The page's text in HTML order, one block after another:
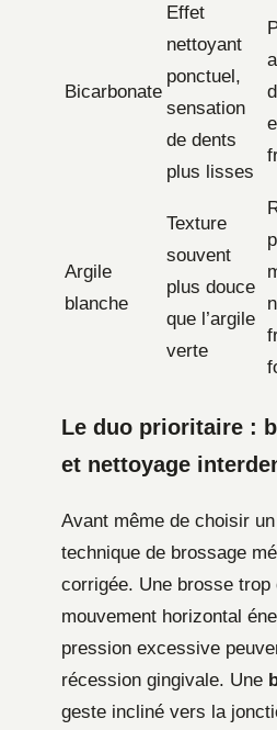
Bicarbonate
Effet
nettoyant
ponctuel,
sensation
de dents
plus lisses
Argile
blanche
Texture
souvent
plus douce
que l’argile
verte
Le duo prioritaire :
et nettoyage
Avant même de choisir
technique de brossage
corrigée. Une brosse trop
mouvement horizontal
pression excessive
récession gingivale. Une
geste incliné vers la